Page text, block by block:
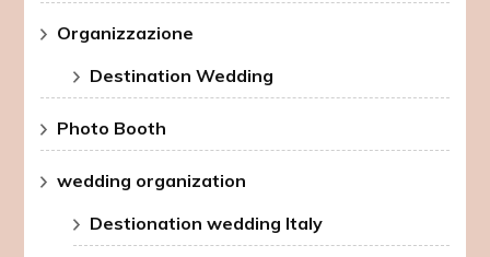
Organizzazione
Destination Wedding
Photo Booth
wedding organization
Destionation wedding Italy